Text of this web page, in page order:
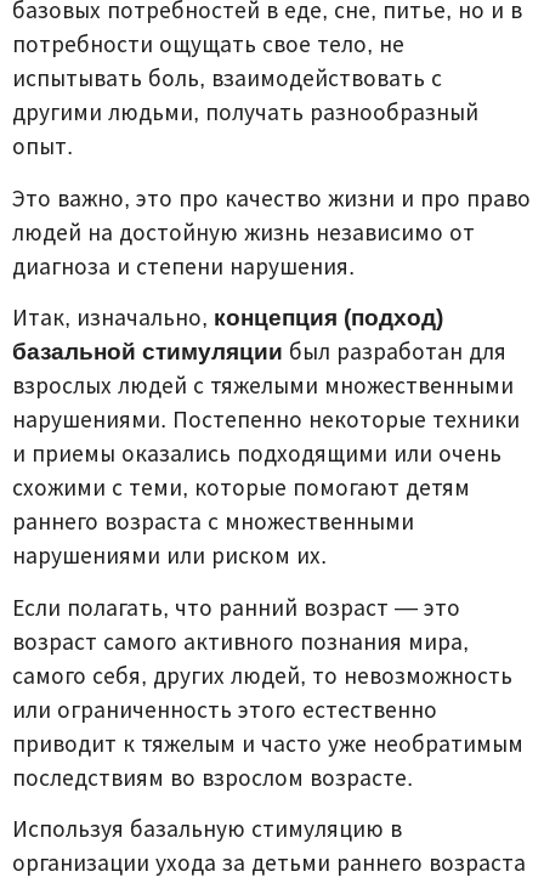
базовых потребностей в еде, сне, питье, но и в
потребности ощущать свое тело, не
испытывать боль, взаимодействовать с
другими людьми, получать разнообразный
опыт.
Это важно, это про качество жизни и про право
людей на достойную жизнь независимо от
диагноза и степени нарушения.
Итак, изначально, концепция (подход)
базальной стимуляции был разработан для
взрослых людей с тяжелыми множественными
нарушениями. Постепенно некоторые техники
и приемы оказались подходящими или очень
схожими с теми, которые помогают детям
раннего возраста с множественными
нарушениями или риском их.
Если полагать, что ранний возраст — это
возраст самого активного познания мира,
самого себя, других людей, то невозможность
или ограниченность этого естественно
приводит к тяжелым и часто уже необратимым
последствиям во взрослом возрасте.
Используя базальную стимуляцию в
организации ухода за детьми раннего возраста